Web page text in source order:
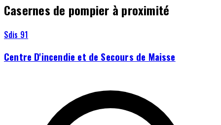
Casernes de pompier à proximité
Sdis 91
Centre D'incendie et de Secours de Maisse